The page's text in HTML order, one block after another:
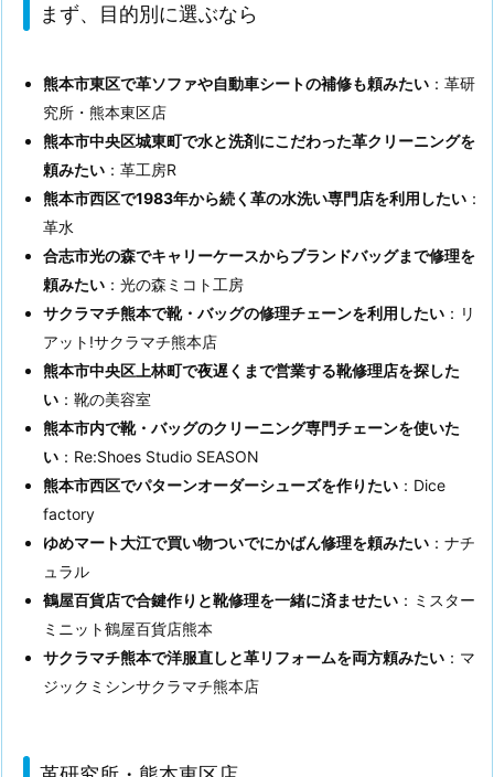
まず、目的別に選ぶなら
熊本市東区で革ソファや自動車シートの補修も頼みたい ：革研
究所・熊本東区店
熊本市中央区城東町で水と洗剤にこだわった革クリーニングを
頼みたい ：革工房R
熊本市西区で1983年から続く革の水洗い専門店を利用したい ：
革水
合志市光の森でキャリーケースからブランドバッグまで修理を
頼みたい ：光の森ミコト工房
サクラマチ熊本で靴・バッグの修理チェーンを利用したい ：リ
アット!サクラマチ熊本店
熊本市中央区上林町で夜遅くまで営業する靴修理店を探した
い ：靴の美容室
熊本市内で靴・バッグのクリーニング専門チェーンを使いた
い ：Re:Shoes Studio SEASON
熊本市西区でパターンオーダーシューズを作りたい ：Dice
factory
ゆめマート大江で買い物ついでにかばん修理を頼みたい ：ナチ
ュラル
鶴屋百貨店で合鍵作りと靴修理を一緒に済ませたい ：ミスター
ミニット鶴屋百貨店熊本
サクラマチ熊本で洋服直しと革リフォームを両方頼みたい ：マ
ジックミシンサクラマチ熊本店